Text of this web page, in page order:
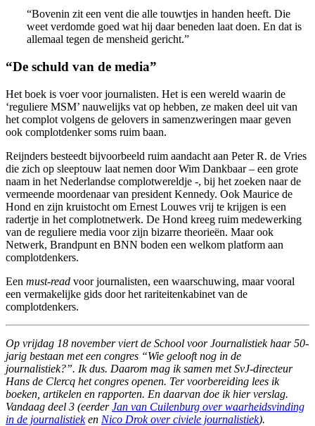
“Bovenin zit een vent die alle touwtjes in handen heeft. Die
weet verdomde goed wat hij daar beneden laat doen. En dat is
allemaal tegen de mensheid gericht.”
“De schuld van de media”
Het boek is voer voor journalisten. Het is een wereld waarin de
‘reguliere MSM’ nauwelijks vat op hebben, ze maken deel uit van
het complot volgens de gelovers in samenzweringen maar geven
ook complotdenker soms ruim baan.
Reijnders besteedt bijvoorbeeld ruim aandacht aan Peter R. de Vries
die zich op sleeptouw laat nemen door Wim Dankbaar – een grote
naam in het Nederlandse complotwereldje -, bij het zoeken naar de
vermeende moordenaar van president Kennedy. Ook Maurice de
Hond en zijn kruistocht om Ernest Louwes vrij te krijgen is een
radertje in het complotnetwerk. De Hond kreeg ruim medewerking
van de reguliere media voor zijn bizarre theorieën. Maar ook
Netwerk, Brandpunt en BNN boden een welkom platform aan
complotdenkers.
Een must-read voor journalisten, een waarschuwing, maar vooral
een vermakelijke gids door het rariteitenkabinet van de
complotdenkers.
Op vrijdag 18 november viert de School voor Journalistiek haar 50-
jarig bestaan met een congres “Wie gelooft nog in de
journalistiek?”. Ik dus. Daarom mag ik samen met SvJ-directeur
Hans de Clercq het congres openen. Ter voorbereiding lees ik
boeken, artikelen en rapporten. En daarvan doe ik hier verslag.
Vandaag deel 3 (eerderJan van Cuilenburg over waarheidsvinding
in de journalistieken Nico Drok over civiele journalistiek).